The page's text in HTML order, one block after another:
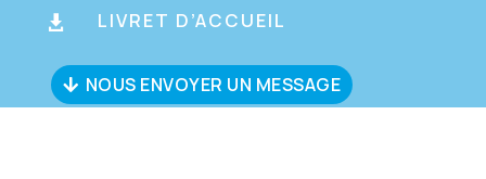
 LIVRET D’ACCUEIL
NOUS ENVOYER UN MESSAGE